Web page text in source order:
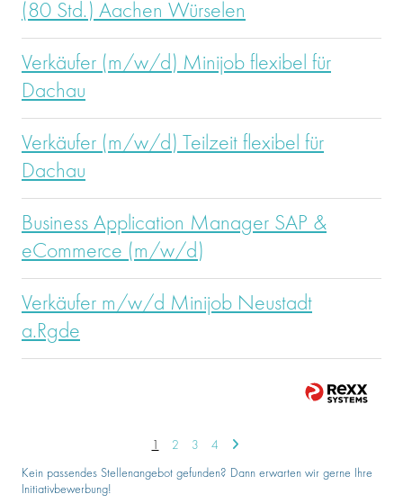
(80 Std.) Aachen Würselen
Verkäufer (m/w/d) Minijob flexibel für
Dachau
Verkäufer (m/w/d) Teilzeit flexibel für
Dachau
Business Application Manager SAP &
eCommerce (m/w/d)
Verkäufer m/w/d Minijob Neustadt
a.Rgde
1 2 3 4
Kein passendes Stellenangebot gefunden? Dann erwarten wir gerne Ihre
Initiativbewerbung!